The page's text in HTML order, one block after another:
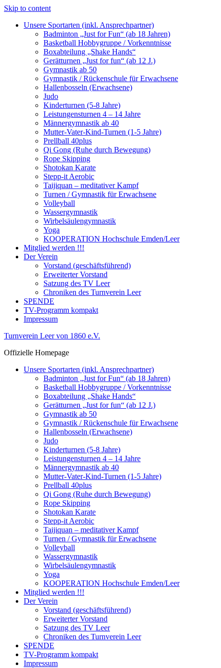
Skip to content
Unsere Sportarten (inkl. Ansprechpartner)
Badminton „Just for Fun“ (ab 18 Jahren)
Basketball Hobbygruppe / Vorkenntnisse
Boxabteilung „Shake Hands“
Gerätturnen „Just for fun“ (ab 12 J.)
Gymnastik ab 50
Gymnastik / Rückenschule für Erwachsene
Hallenbosseln (Erwachsene)
Judo
Kinderturnen (5-8 Jahre)
Leistungensturnen 4 – 14 Jahre
Männergymnastik ab 40
Mutter-Vater-Kind-Turnen (1-5 Jahre)
Prellball 40plus
Qi Gong (Ruhe durch Bewegung)
Rope Skipping
Shotokan Karate
Stepp-it Aerobic
Taijiquan – meditativer Kampf
Turnen / Gymnastik für Erwachsene
Volleyball
Wassergymnastik
Wirbelsäulengymnastik
Yoga
KOOPERATION Hochschule Emden/Leer
Mitglied werden !!!
Der Verein
Vorstand (geschäftsführend)
Erweiterter Vorstand
Satzung des TV Leer
Chroniken des Turnverein Leer
SPENDE
TV-Programm kompakt
Impressum
Turnverein Leer von 1860 e.V.
Offizielle Homepage
Unsere Sportarten (inkl. Ansprechpartner)
Badminton „Just for Fun“ (ab 18 Jahren)
Basketball Hobbygruppe / Vorkenntnisse
Boxabteilung „Shake Hands“
Gerätturnen „Just for fun“ (ab 12 J.)
Gymnastik ab 50
Gymnastik / Rückenschule für Erwachsene
Hallenbosseln (Erwachsene)
Judo
Kinderturnen (5-8 Jahre)
Leistungensturnen 4 – 14 Jahre
Männergymnastik ab 40
Mutter-Vater-Kind-Turnen (1-5 Jahre)
Prellball 40plus
Qi Gong (Ruhe durch Bewegung)
Rope Skipping
Shotokan Karate
Stepp-it Aerobic
Taijiquan – meditativer Kampf
Turnen / Gymnastik für Erwachsene
Volleyball
Wassergymnastik
Wirbelsäulengymnastik
Yoga
KOOPERATION Hochschule Emden/Leer
Mitglied werden !!!
Der Verein
Vorstand (geschäftsführend)
Erweiterter Vorstand
Satzung des TV Leer
Chroniken des Turnverein Leer
SPENDE
TV-Programm kompakt
Impressum